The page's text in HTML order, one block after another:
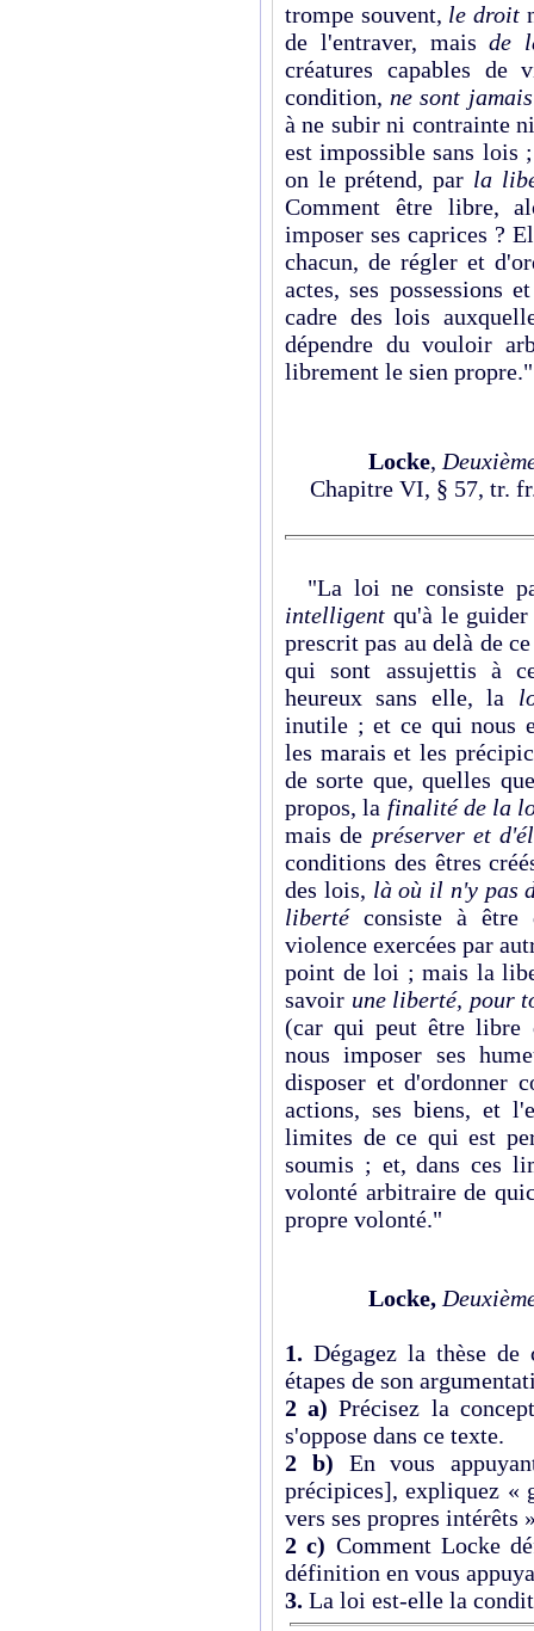
trompe souvent, le droit
de l'entraver, maisde
créatures capables
condition, ne sont
à ne subir ni contrainte
est impossible sans lois
on le prétend, par la
Comment être libre,
imposer ses caprices ?
chacun, de régler et
actes, ses possessions
cadre des lois
dépendre du vouloir
librement le sien propre."
Locke,
Chapitre VI, § 57, tr.
"La loi ne consiste
intelligent qu'à le
prescrit pas au delà de
qui sont assujettis à
heureux sans elle, la
inutile ; et ce qui nous
les marais et les
de sorte que, quelles
propos, la finalité de la
mais de préserver et
conditions des êtres
des lois, là où il n'y pas
libertéconsiste à être
violence exercées par
point de loi ; mais la
savoir une liberté, pour
(car qui peut être libre
nous imposer ses
disposer et d'ordonner
actions, ses biens, et
limites de ce qui est
soumis ; et, dans ces
volonté arbitraire de
propre volonté."
Locke,
1. Dégagez la thèse
étapes de son
2 a)Précisez la
s'oppose dans ce texte.
2 b) En vous
précipices], expliquez «
vers ses propres intérêts
2 c) Comment Locke
définition en vous
3. La loi est-elle la